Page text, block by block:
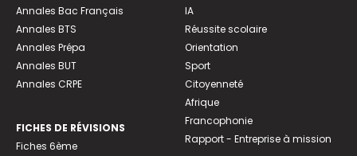
Annales Bac Français
Annales BTS
Annales Prépa
Annales BUT
Annales CRPE
FICHES DE RÉVISIONS
Fiches 6ème
IA
Réussite scolaire
Orientation
Sport
Citoyenneté
Afrique
Francophonie
Rapport - Entreprise à mission